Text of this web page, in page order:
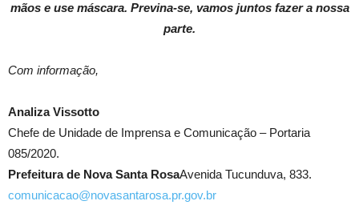
mãos e use máscara. Previna-se, vamos juntos fazer a nossa
parte.
Com informação,
Analiza Vissotto
Chefe de Unidade de Imprensa e Comunicação – Portaria
085/2020.
Prefeitura de Nova Santa RosaAvenida Tucunduva, 833.
comunicacao@novasantarosa.pr.gov.br